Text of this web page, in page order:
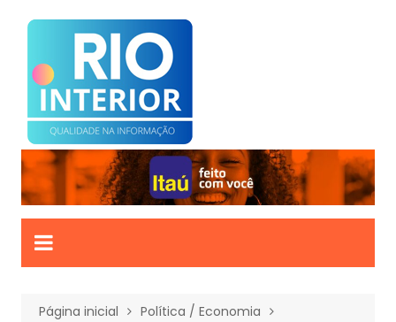
para
conteúdo
Página inicial
Política / Economia